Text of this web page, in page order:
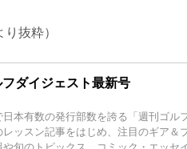
抜粋）
ダイジェスト最新号
日本有数の発行部数を誇る「週刊ゴル
レッスン記事をはじめ、注目のギア＆